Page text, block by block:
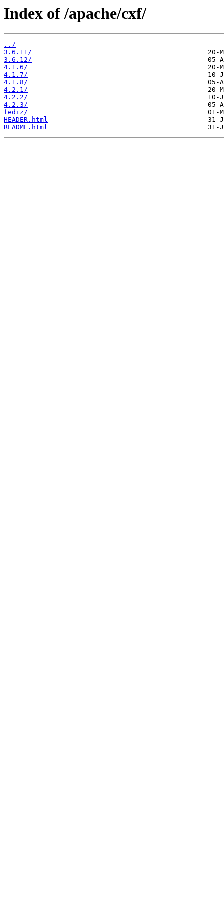
Index of /apache/cxf/
../
3.6.11/
3.6.12/
4.1.6/
4.1.7/
4.1.8/
4.2.1/
4.2.2/
4.2.3/
fediz/
HEADER.html
README.html